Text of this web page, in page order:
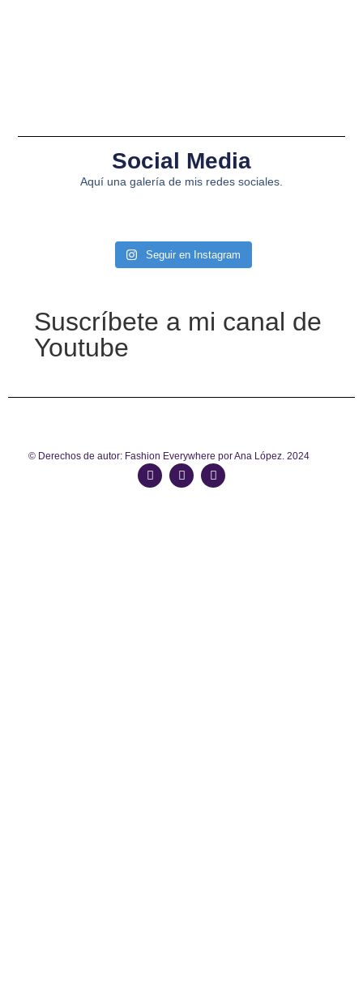
Social Media
Aquí una galería de mis redes sociales.
Seguir en Instagram
Suscríbete a mi canal de
Youtube
© Derechos de autor: Fashion Everywhere por Ana López. 2024